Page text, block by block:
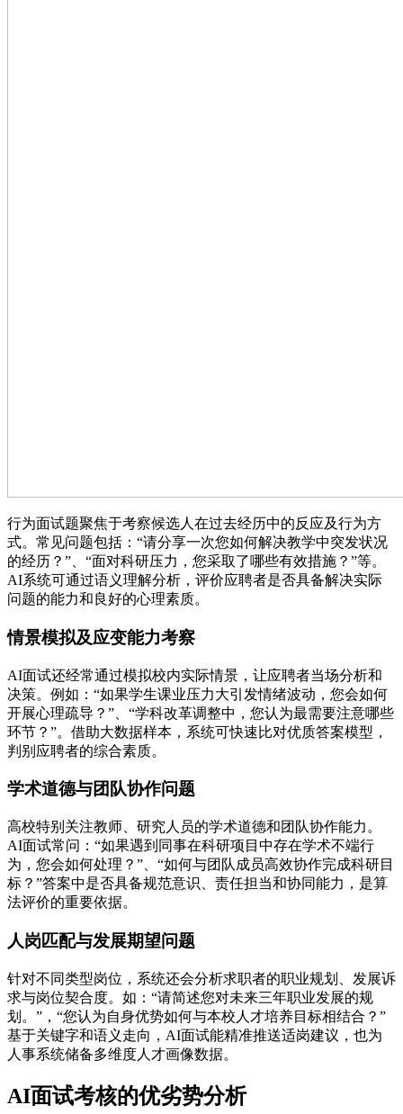
行为面试题聚焦于考察候选人在过去经历中的反应及行为方
式。常见问题包括：“请分享一次您如何解决教学中突发状况
的经历？”、“面对科研压力，您采取了哪些有效措施？”等。
AI系统可通过语义理解分析，评价应聘者是否具备解决实际
问题的能力和良好的心理素质。
情景模拟及应变能力考察
AI面试还经常通过模拟校内实际情景，让应聘者当场分析和
决策。例如：“如果学生课业压力大引发情绪波动，您会如何
开展心理疏导？”、“学科改革调整中，您认为最需要注意哪些
环节？”。借助大数据样本，系统可快速比对优质答案模型，
判别应聘者的综合素质。
学术道德与团队协作问题
高校特别关注教师、研究人员的学术道德和团队协作能力。
AI面试常问：“如果遇到同事在科研项目中存在学术不端行
为，您会如何处理？”、“如何与团队成员高效协作完成科研目
标？”答案中是否具备规范意识、责任担当和协同能力，是算
法评价的重要依据。
人岗匹配与发展期望问题
针对不同类型岗位，系统还会分析求职者的职业规划、发展诉
求与岗位契合度。如：“请简述您对未来三年职业发展的规
划。”，“您认为自身优势如何与本校人才培养目标相结合？”
基于关键字和语义走向，AI面试能精准推送适岗建议，也为
人事系统储备多维度人才画像数据。
AI面试考核的优劣势分析